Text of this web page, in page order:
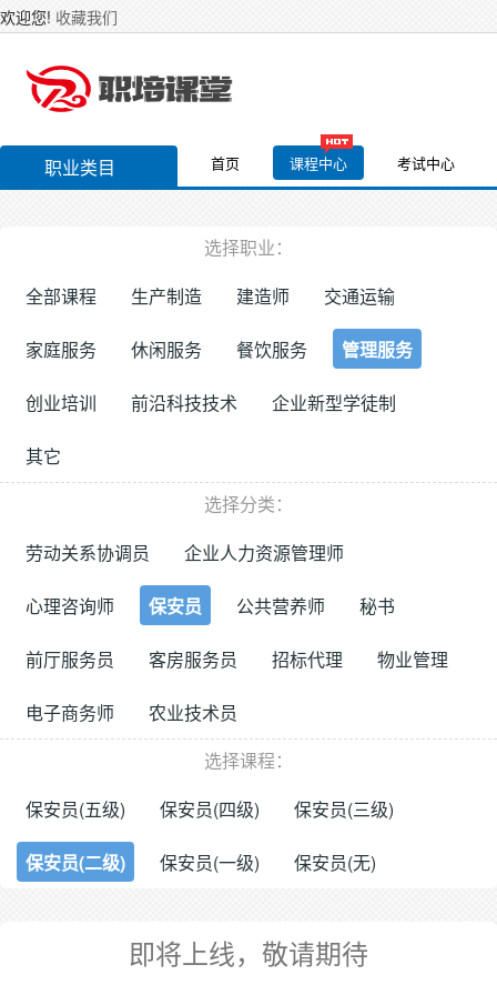
欢迎您! 收藏我们
职业类目 首页 课程中心 考试中心
选择职业：
全部课程
生产制造 建造师 交通运输
家庭服务 休闲服务 餐饮服务 管理服务
创业培训 前沿科技技术 企业新型学徒制
其它
选择分类：
劳动关系协调员
企业人力资源管理师
心理咨询师 保安员 公共营养师 秘书
前厅服务员 客房服务员 招标代理 物业管理
电子商务师
农业技术员
选择课程：
保安员(五级)
保安员(四级) 保安员(三级)
保安员(二级) 保安员(一级) 保安员(无)
即将上线，敬请期待